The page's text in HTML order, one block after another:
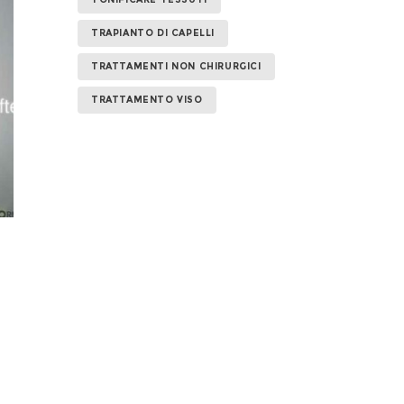
TRAPIANTO DI CAPELLI
TRATTAMENTI NON CHIRURGICI
TRATTAMENTO VISO